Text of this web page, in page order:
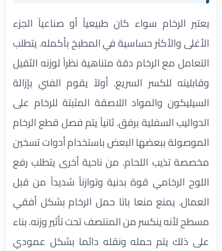
يعتبر الرخام سواء كان طبيعياً أو صناعياً الجزء
الأغلى والأكثر حساسية في المطبخ بأكمله. يتطلب
التعامل مع الرخام دقة متناهية نظراً لوزنه الثقيل
وقابليته للكسر السريع. أولاً يقوم الفني بإزالة
السيليكون والمواد اللاصقة المثبتة للرخام على
الدواليب السفلية برفق. ثانياً يتم فصل قطع الرخام
الموصولة ببعضها البعض باستخدام أدوات تسخين
مخصصة تذيب اللحام. من ناحية أخرى يتطلب رفع
اللوح الرخامي قوة بدنية وتوازناً شديداً من قبل
العمال. يمنع منعا باتا حمل الرخام بشكل أفقي
مسطح لأنه ينكسر من المنتصف تحت تأثير وزنه. بناء
على ذلك يتم حمله ونقله دائما بشكل عمودي